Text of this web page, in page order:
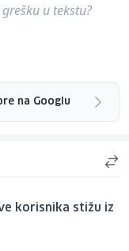
u tekstu?
na Googlu
korisnika stižu iz